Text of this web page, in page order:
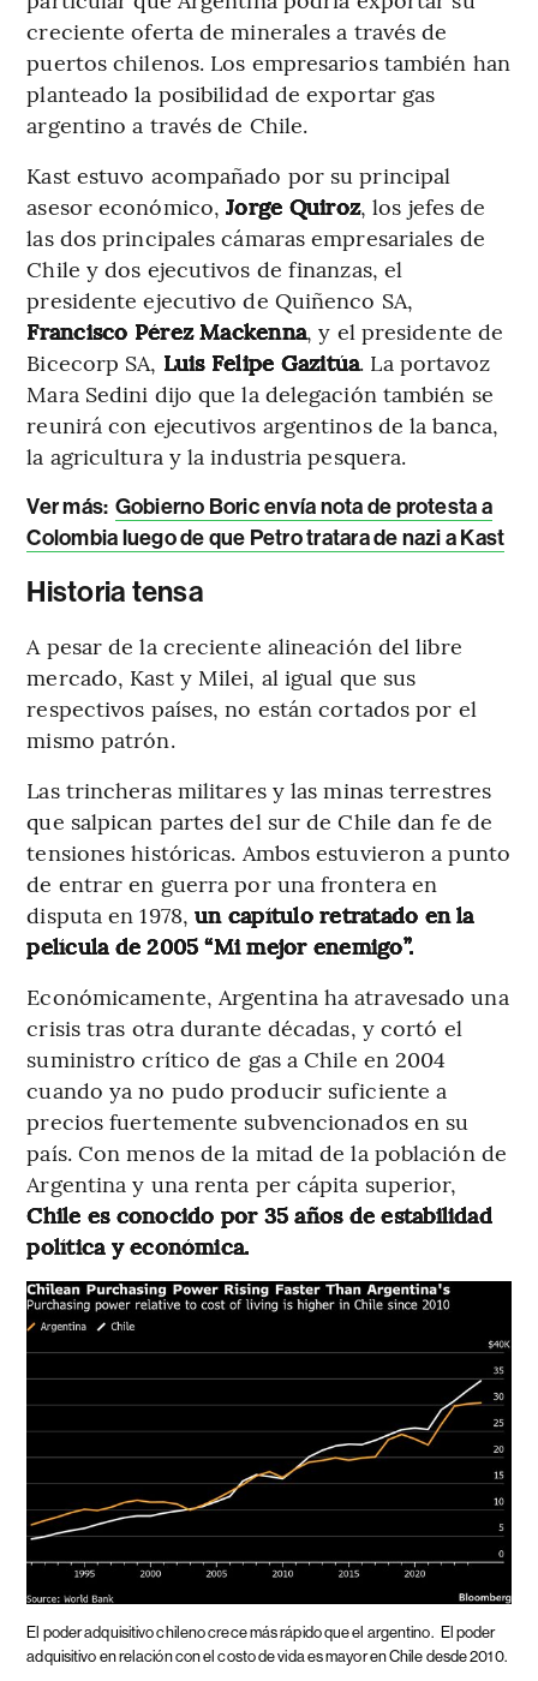
creciente oferta de minerales a través de
puertos chilenos. Los empresarios también han
planteado la posibilidad de exportar gas
argentino a través de Chile.
Kast estuvo acompañado por su principal
asesor económico,Jorge Quiroz, los jefes de
las dos principales cámaras empresariales de
Chile y dos ejecutivos de finanzas, el
presidente ejecutivo de Quiñenco SA,
Francisco Pérez Mackenna, y el presidente de
Bicecorp SA, Luis Felipe Gazitúa. La portavoz
Mara Sedini dijo que la delegación también se
reunirá con ejecutivos argentinos de la banca,
la agricultura y la industria pesquera.
Ver más: Gobierno Boric envía nota de protesta a
Colombia luego de que Petro tratara de nazi a Kast
Historia tensa
A pesar de la creciente alineación del libre
mercado, Kast y Milei, al igual que sus
respectivos países, no están cortados por el
mismo patrón.
Las trincheras militares y las minas terrestres
que salpican partes del sur de Chile dan fe de
tensiones históricas. Ambos estuvieron a punto
de entrar en guerra por una frontera en
disputa en 1978, un capítulo retratado en la
película de 2005 “Mi mejor enemigo”.
Económicamente, Argentina ha atravesado una
crisis tras otra durante décadas, y cortó el
suministro crítico de gas a Chile en 2004
cuando ya no pudo producir suficiente a
precios fuertemente subvencionados en su
país. Con menos de la mitad de la población de
Argentina y una renta per cápita superior,
Chile es conocido por 35 años de estabilidad
política y económica.
El poder adquisitivo chileno crece más rápido que el argentino. El poder
adquisitivo en relación con el costo de vida es mayor en Chile desde 2010.